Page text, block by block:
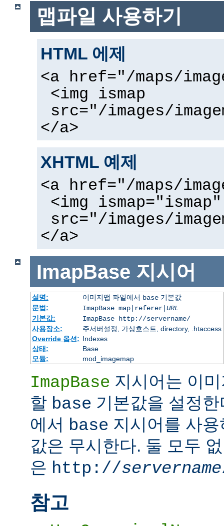
맵파일 사용하기
HTML 에제
<a href="/maps/
<img ismap
src="/images/
</a>
XHTML 예제
<a href="/maps/
<img ismap="ismap"
src="/images/
</a>
ImapBase 지시어
설명: 이미지맵 파일에서 base기본값
문법:
ImapBase map|referer| URL
기본값:
ImapBase http://servername/
사용장소:
주서버설정, 가상호스트, directory, .htaccess
Override 옵션: Indexes
상태:
Base
모듈:
mod_imagemap
ImapBase 지시어는 이
할 base 기본값을 설정
에서 base 지시어를 사
값은 무시한다. 둘 모두
은 http://servername
참고